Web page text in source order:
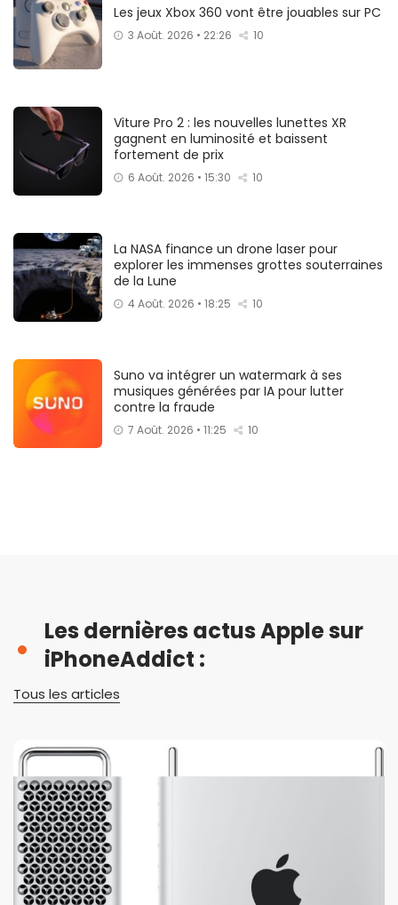
Les jeux Xbox 360 vont être jouables sur PC
3 Août. 2026 • 22:26 10
Viture Pro 2 : les nouvelles lunettes XR
gagnent en luminosité et baissent
fortement de prix
6 Août. 2026 • 15:30 10
La NASA finance un drone laser pour
explorer les immenses grottes souterraines
de la Lune
4 Août. 2026 • 18:25 10
Suno va intégrer un watermark à ses
musiques générées par IA pour lutter
contre la fraude
7 Août. 2026 • 11:25 10
Les dernières actus Apple sur
iPhoneAddict :
Tous les articles